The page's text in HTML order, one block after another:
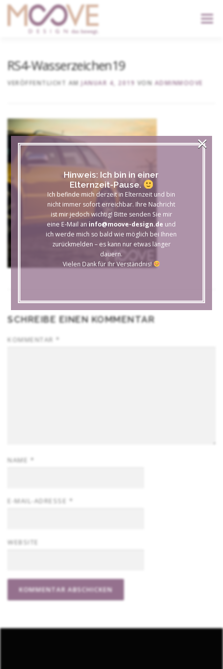
content
Menü
RS4-Wasserzeichen19
VERÖFFENTLICHT AM JANUAR 4, 2019 VON ADMINMOOVE
SCHREIBE EINEN KOMMENTAR
KOMMENTAR *
NAME *
E-MAIL-ADRESSE *
WEBSITE
Hinweis: Ich bin in einer
Elternzeit-Pause.
Ich befinde mich derzeit in Elternzeit und bin
nicht immer sofort erreichbar. Ihre Nachricht
ist mir jedoch wichtig! Bitte senden Sie mir
eine E-Mail an info@moove-design.de und
ich werde mich so bald wie möglich bei Ihnen
zurückmelden – es kann nur etwas länger
dauern.
Vielen Dank für Ihr Verständnis!
×